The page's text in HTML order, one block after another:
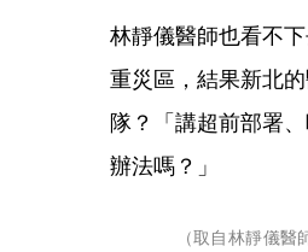
林靜儀醫師也看不
重災區，結果新北
隊？「講超前部署
辦法嗎？」
（取自林靜儀醫